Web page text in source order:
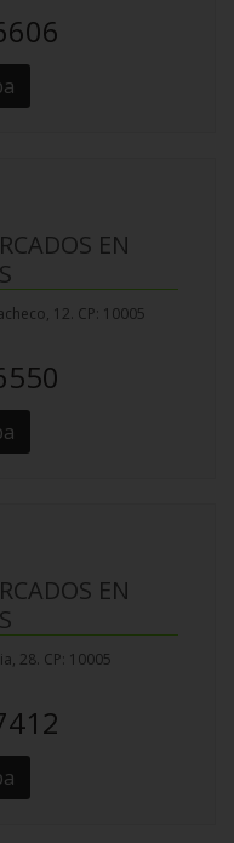
EN
12. CP: 10005
EN
28. CP: 10005